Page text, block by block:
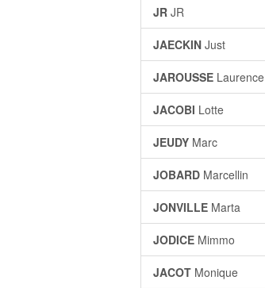
JR JR
JAECKIN Just
JAROUSSE Laurence
JACOBI Lotte
JEUDY Marc
JOBARD Marcellin
JONVILLE Marta
JODICE Mimmo
JACOT Monique